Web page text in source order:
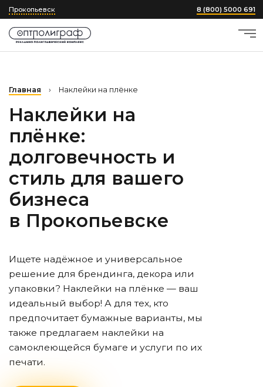
Прокопьевск 8 (800) 5000 691
Главная › Наклейки на плёнке
Наклейки на
плёнке:
долговечность и
стиль для вашего
бизнеса
в Прокопьевске
Ищете надёжное и универсальное
решение для брендинга, декора или
упаковки? Наклейки на плёнке — ваш
идеальный выбор! А для тех, кто
предпочитает бумажные варианты, мы
также предлагаем наклейки на
самоклеющейся бумаге и услуги по их
печати.